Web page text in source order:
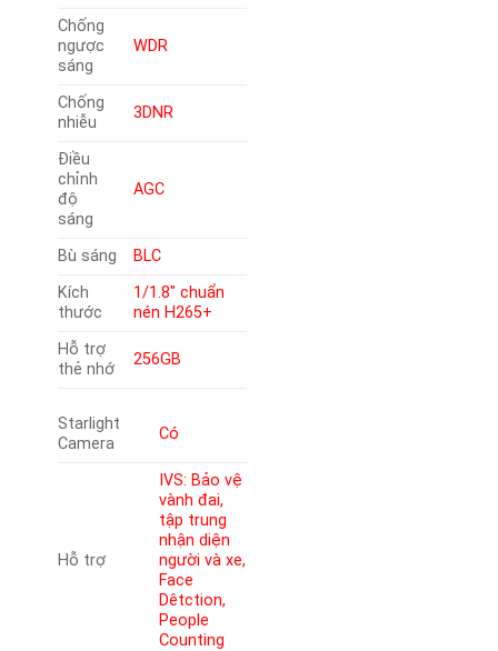
Chống
ngược
sáng
WDR
Chống
nhiễu
3DNR
Điều
chỉnh
độ
sáng
AGC
Bù sáng
BLC
Kích
thước
1/1.8″ chuẩn
nén H265+
Hỗ trợ
thẻ nhớ
256GB
Starlight
Camera
Có
Hỗ trợ
IVS: Bảo vệ
vành đai,
tập trung
nhận diện
người và xe,
Face
Dêtction,
People
Counting